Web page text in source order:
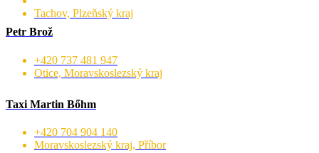
Tachov, Plzeňský kraj
Petr Brož
+420 737 481 947
Otice, Moravskoslezský kraj
Taxi Martin Bőhm
+420 704 904 140
Moravskoslezský kraj, Příbor